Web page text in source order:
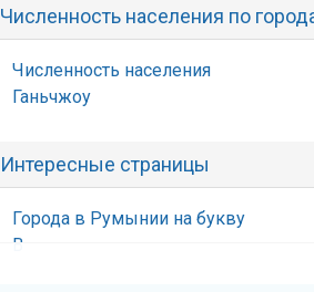
Численность населения по
Численность населения
Ганьчжоу
Интересные страницы
Города в Румынии на букву
В